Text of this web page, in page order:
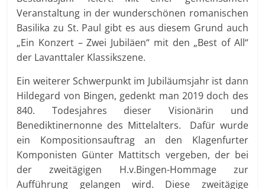
Veranstaltung in der wunderschönen romanischen
Basilika zu St. Paul gibt es aus diesem Grund auch
„Ein Konzert – Zwei Jubiläen“ mit den „Best of All“
der Lavanttaler Klassikszene.
Ein weiterer Schwerpunkt im Jubiläumsjahr ist dann
Hildegard von Bingen, gedenkt man 2019 doch des
840. Todesjahres dieser Visionärin und
Benediktinernonne des Mittelalters. Dafür wurde
ein Kompositionsauftrag an den Klagenfurter
Komponisten Günter Mattitsch vergeben, der bei
der zweitägigen H.v.Bingen-Hommage zur
Aufführung gelangen wird. Diese zweitägige